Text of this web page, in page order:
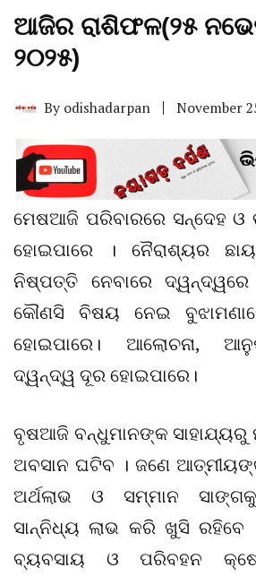
ଆଜିର ରାଶିଫଳ(୨୫
୨୦୨୫)
By odishadarpan November
ମେଷଆଜି ପରିବାରରେ ସନ୍ଦେହ ଓ
ହୋଇପାରେ । ନୈରାଶ୍ୟର
ନିଷ୍ପତ୍ତି ନେବାରେ
କୌଣସି ବିଷୟ ନେଇ
ହୋଇପାରେ। ଆଲୋଚନା,
ଦ୍ୱନ୍ଦ୍ୱ ଦୂର ହୋଇପାରେ।
ବୃଷଆଜି ବନ୍ଧୁମାନଙ୍କ ସାହାଯ୍ୟରୁ
ଅବସାନ ଘଟିବ । ଜଣେ
ଅର୍ଥଲାଭ ଓ ସମ୍ମାନ
ସାନ୍ନିଧ୍ୟ ଲାଭ କରି ଖୁସି ରହିବେ
ବ୍ୟବସାୟ ଓ ପରିବହନ